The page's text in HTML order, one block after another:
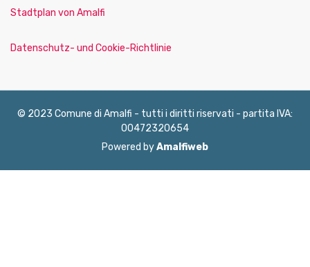
Stadtplan von Amalfi
Datenschutz- und Cookie-Richtlinie
© 2023 Comune di Amalfi - tutti i diritti riservati - partita IVA:
00472320654
Powered byAmalfiweb